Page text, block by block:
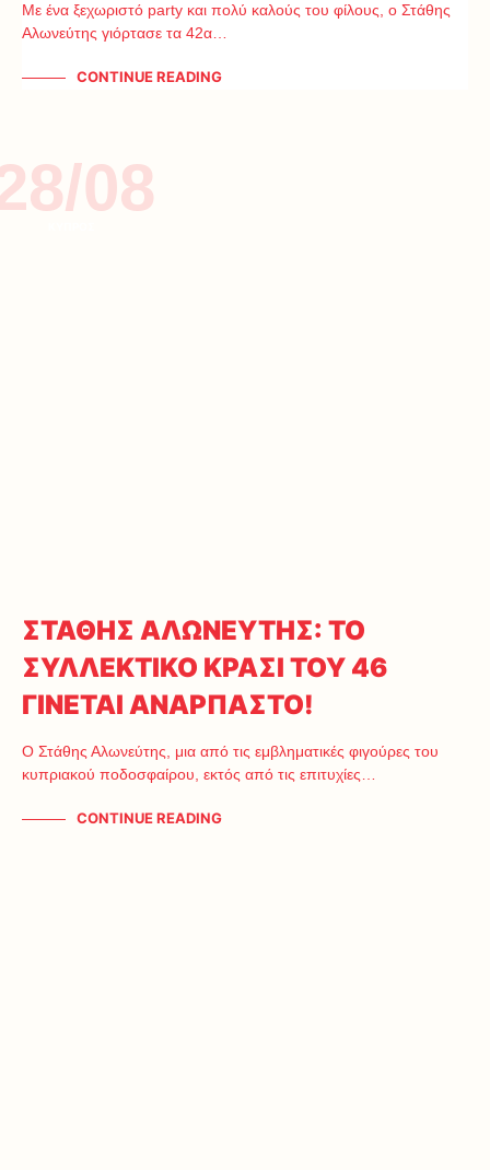
Με ένα ξεχωριστό party και πολύ καλούς του φίλους, ο Στάθης
Αλωνεύτης γιόρτασε τα 42α…
CONTINUE READING
08
ΣΤΑΘΗΣ ΑΛΩΝΕΥΤΗΣ: ΤΟ
ΣΥΛΛΕΚΤΙΚΟ ΚΡΑΣΙ ΤΟΥ 46
ΓΙΝΕΤΑΙ ΑΝΑΡΠΑΣΤΟ!
Ο Στάθης Αλωνεύτης, μια από τις εμβληματικές φιγούρες του
κυπριακού ποδοσφαίρου, εκτός από τις επιτυχίες…
CONTINUE READING